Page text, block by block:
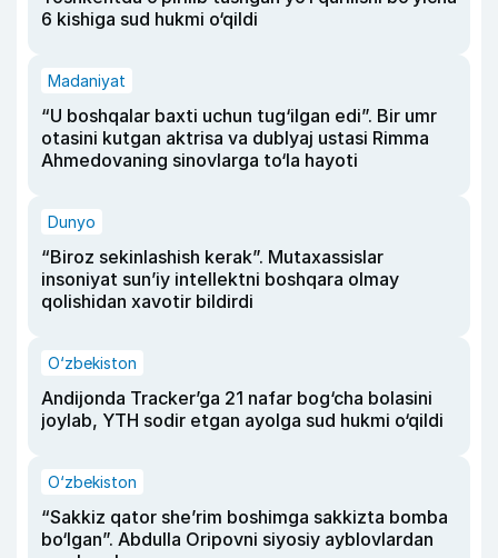
6 kishiga sud hukmi o‘qildi
Madaniyat
“U boshqalar baxti uchun tug‘ilgan edi”. Bir umr
otasini kutgan aktrisa va dublyaj ustasi Rimma
Ahmedovaning sinovlarga to‘la hayoti
Dunyo
“Biroz sekinlashish kerak”. Mutaxassislar
insoniyat sun’iy intellektni boshqara olmay
qolishidan xavotir bildirdi
O‘zbekiston
Andijonda Tracker’ga 21 nafar bog‘cha bolasini
joylab, YTH sodir etgan ayolga sud hukmi o‘qildi
O‘zbekiston
“Sakkiz qator she’rim boshimga sakkizta bomba
bo‘lgan”. Abdulla Oripovni siyosiy ayblovlardan